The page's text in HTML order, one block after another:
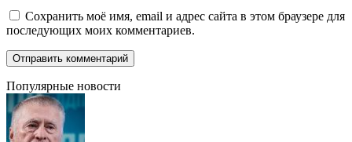
Сохранить моё имя, email и адрес сайта в этом браузере для
последующих моих комментариев.
Популярные новости